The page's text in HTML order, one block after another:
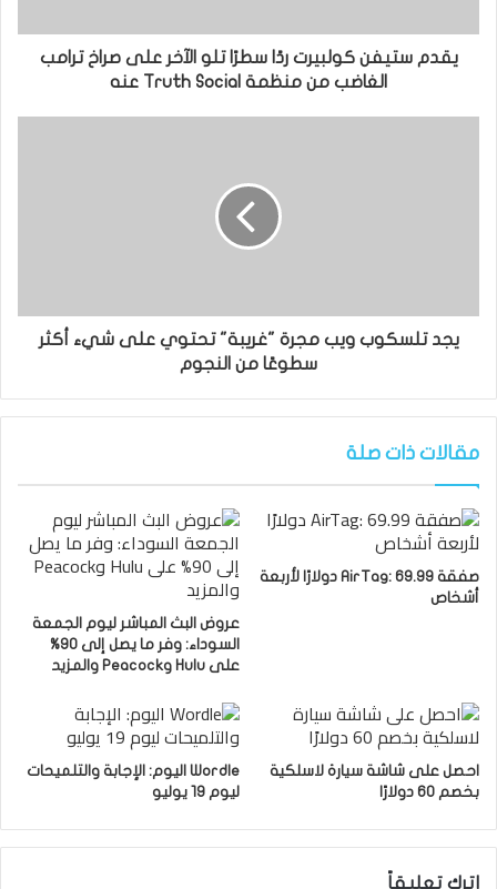
يقدم ستيفن كولبيرت ردًا سطرًا تلو الآخر على صراخ ترامب
الغاضب من منظمة Truth Social عنه
يجد تلسكوب ويب مجرة ​​"غريبة" تحتوي على شيء أكثر
سطوعًا من النجوم
مقالات ذات صلة
صفقة AirTag: 69.99 دولارًا لأربعة
أشخاص
عروض البث المباشر ليوم الجمعة
السوداء: وفر ما يصل إلى 90%
على Hulu وPeacock والمزيد
احصل على شاشة سيارة لاسلكية
بخصم 60 دولارًا
Wordle اليوم: الإجابة والتلميحات
ليوم 19 يوليو
اترك تعليقاً